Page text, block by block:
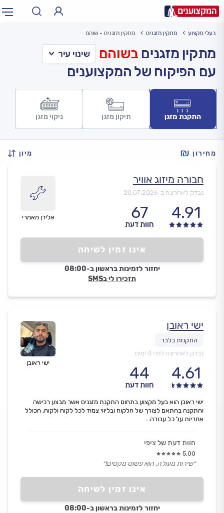
עירעיר: תל אביב, חיפה…
בעלי מקצוע מתקין מזגנים מתקין מזגנים - שוהם
מתקין מזגנים בשוהם
עם הפיקוח של המקצוענים
התקנת מזגן תיקון מזגן ניקוי מזגן
מחירון מיון
אלירן מאמרי
חבורה מיזוג אוויר
נבדק לאחרונה ב-20.07.2026
4.91
67
חוות דעת
אינו זמין לשיחה
יחזור לזמינות בראשון ב-08:00
תזכירו לי בSMS
ישי ראובן
ישי ראובן
נבדק לאחרונה לפני 4 ימים
4.61
44
חוות דעת
אינו זמין לשיחה
יחזור לזמינות בראשון ב-08:00
ישי ראובן הוא בעל מקצוע בתחום התקנת מזגנים אשר מבצע רכישה
והתקנה בהתאם לצורך של הלקוח ובליווי צמוד לכל לקוח ולקוח, הכולל
אחריות על כל עבודה...
חוות דעת של ציפי
5.00
״שירות מעולה, הוא פשוט מקסים!״